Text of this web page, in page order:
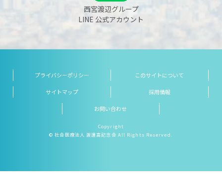
西宮渡辺グループ
LINE 公式アカウント
プライバシーポリシー このサイトについて
サイトマップ 採用情報
お問い合わせ
Copyright
© 社会医療法人 渡邊高記念会 All Rights Reserved.